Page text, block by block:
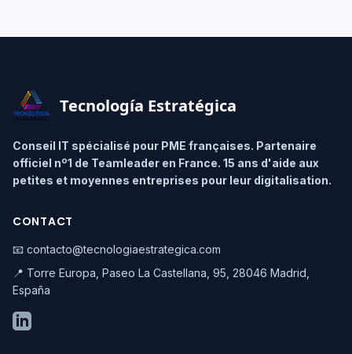
Tecnología Estratégica
Conseil IT spécialisé pour PME françaises. Partenaire
officiel nº1 de Teamleader en France. 15 ans d'aide aux
petites et moyennes entreprises pour leur digitalisation.
CONTACT
📧 contacto@tecnologiaestrategica.com
📍 Torre Europa, Paseo La Castellana, 95, 28046 Madrid,
España